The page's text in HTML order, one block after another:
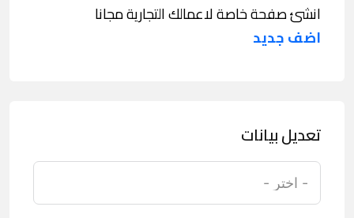
انشئ صفحة خاصة لاعمالك التجارية مجانا
اضف جديد
تعديل بيانات